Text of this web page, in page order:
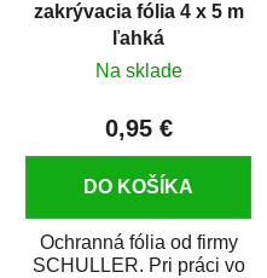
zakrývacia fólia 4 x 5 m
ľahká
Na sklade
0,95 €
DO KOŠÍKA
Ochranná fólia od firmy
SCHULLER. Pri práci vo